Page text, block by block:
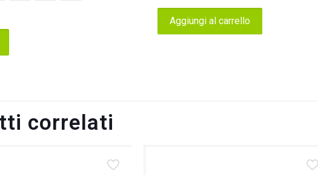
Aggiungi al carrello
correlati